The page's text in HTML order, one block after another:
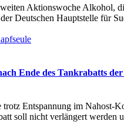
Aktionswoche Alkohol,
Deutschen Hauptstelle für
Ende des Tankrabatts der
trotz Entspannung im Nahost-
soll nicht verlängert werden